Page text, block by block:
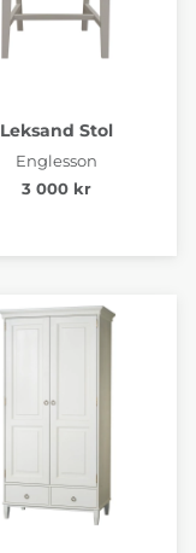
Leksand Stol
Englesson
3 000 kr